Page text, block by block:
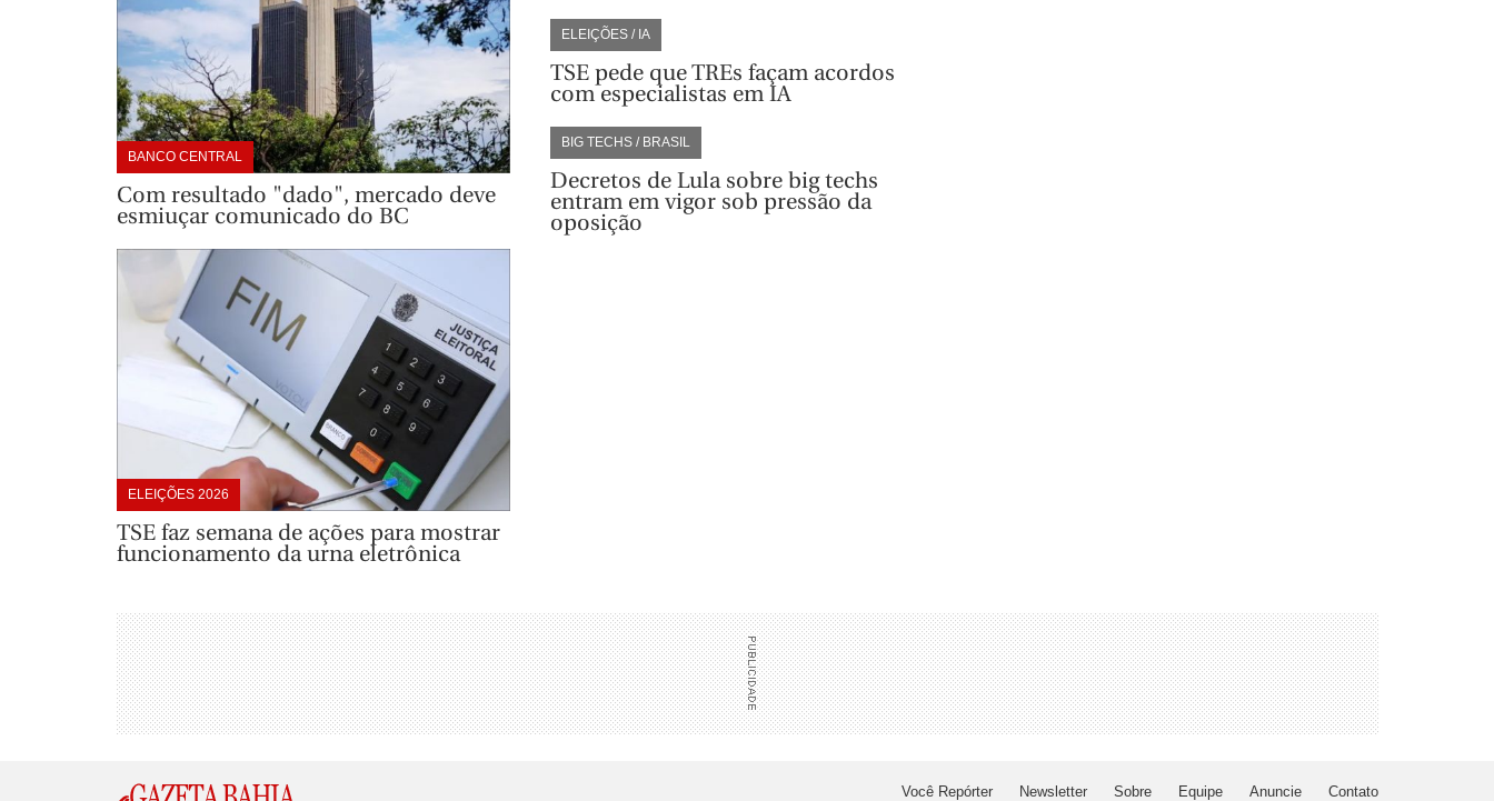
BANCO CENTRAL
Com resultado "dado", mercado deve
esmiuçar comunicado do BC
ELEIÇÕES 2026
TSE faz semana de ações para mostrar
funcionamento da urna eletrônica
ELEIÇÕES / IA
TSE pede que TREs façam acordos
com especialistas em IA
BIG TECHS / BRASIL
Decretos de Lula sobre big techs
entram em vigor sob pressão da
oposição
Você Repórter Newsletter Sobre Equipe Anuncie Contato